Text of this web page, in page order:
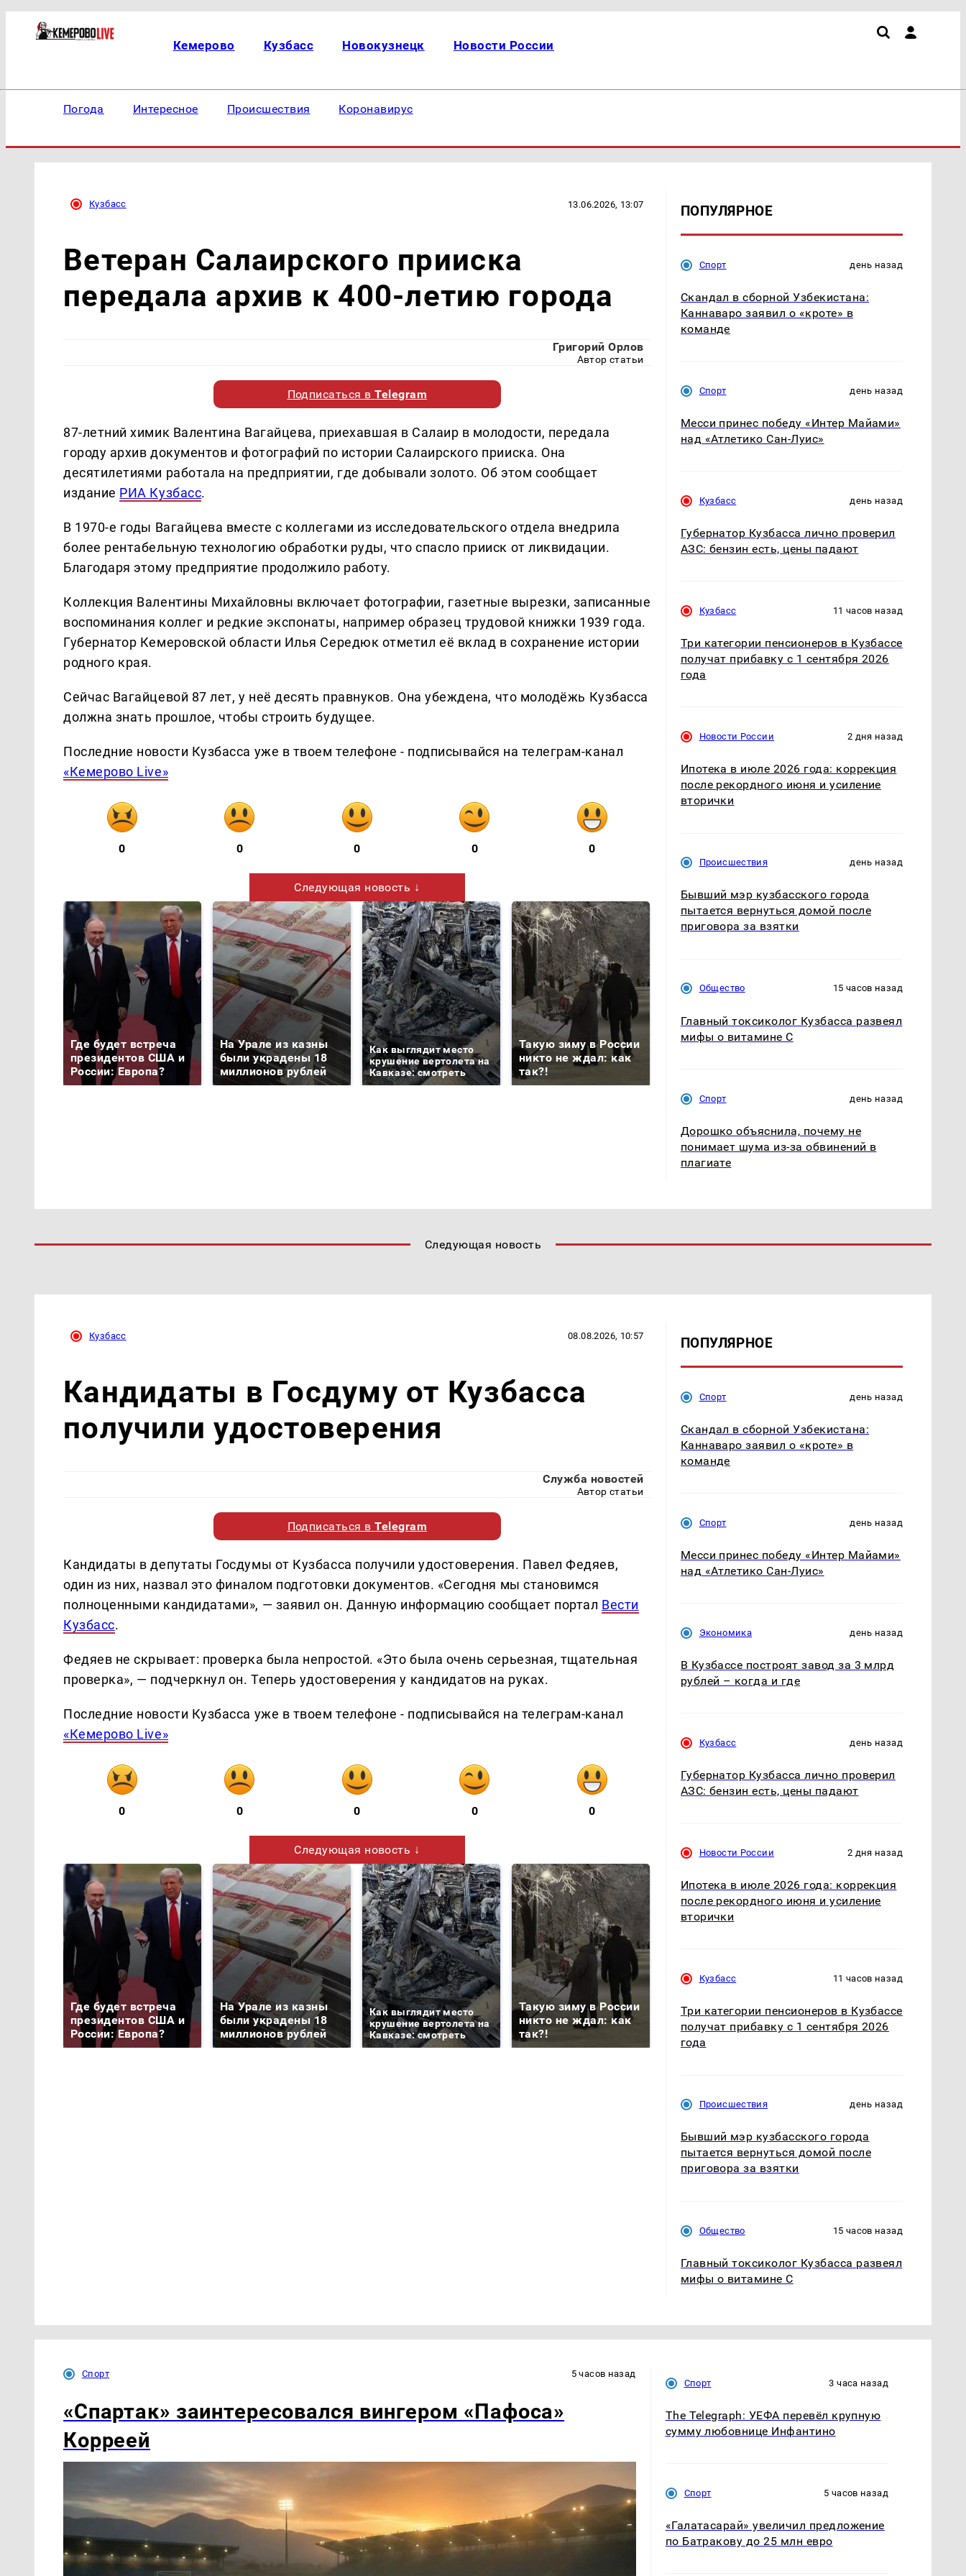
Кемерово Кузбасс Новокузнецк Новости России
Погода Интересное Происшествия Коронавирус
Кузбасс 13.06.2026, 13:07
Ветеран Салаирского прииска
передала архив к 400-летию города
Григорий Орлов
Автор статьи
Подписаться вTelegram
87-летний химик Валентина Вагайцева, приехавшая в Салаир в молодости, передала
городу архив документов и фотографий по истории Салаирского прииска. Она
десятилетиями работала на предприятии, где добывали золото. Об этом сообщает
издание РИА Кузбасс.
В 1970-е годы Вагайцева вместе с коллегами из исследовательского отдела внедрила
более рентабельную технологию обработки руды, что спасло прииск от ликвидации.
Благодаря этому предприятие продолжило работу.
Коллекция Валентины Михайловны включает фотографии, газетные вырезки, записанные
воспоминания коллег и редкие экспонаты, например образец трудовой книжки 1939 года.
Губернатор Кемеровской области Илья Середюк отметил её вклад в сохранение истории
родного края.
Сейчас Вагайцевой 87 лет, у неё десять правнуков. Она убеждена, что молодёжь Кузбасса
должна знать прошлое, чтобы строить будущее.
Последние новости Кузбасса уже в твоем телефоне - подписывайся на телеграм-канал
«Кемерово Live»
0 0 0 0 0
Следующая новость ↓
Где будет встреча
президентов США и
России: Европа?
На Урале из казны
были украдены 18
миллионов рублей
Как выглядит место
крушение вертолета на
Кавказе: смотреть
Такую зиму в России
никто не ждал: как
так?!
Не ешьте эту
ПОПУЛЯРНОЕ
Спорт день назад
Скандал в сборной Узбекистана:
Каннаваро заявил о «кроте» в
команде
Спорт день назад
Месси принес победу «Интер Майами»
над «Атлетико Сан-Луис»
Кузбасс день назад
Губернатор Кузбасса лично проверил
АЗС: бензин есть, цены падают
Кузбасс 11 часов назад
Три категории пенсионеров в Кузбассе
получат прибавку с 1 сентября 2026
года
Новости России 2 дня назад
Ипотека в июле 2026 года: коррекция
после рекордного июня и усиление
вторички
Происшествия день назад
Бывший мэр кузбасского города
пытается вернуться домой после
приговора за взятки
Общество 15 часов назад
Главный токсиколог Кузбасса развеял
мифы о витамине С
Спорт день назад
Дорошко объяснила, почему не
понимает шума из-за обвинений в
плагиате
Следующая новость
Кузбасс 08.08.2026, 10:57
Кандидаты в Госдуму от Кузбасса
получили удостоверения
Служба новостей
Автор статьи
Подписаться вTelegram
Кандидаты в депутаты Госдумы от Кузбасса получили удостоверения. Павел Федяев,
один из них, назвал это финалом подготовки документов. «Сегодня мы становимся
полноценными кандидатами», — заявил он. Данную информацию сообщает портал Вести
Кузбасс.
Федяев не скрывает: проверка была непростой. «Это была очень серьезная, тщательная
проверка», — подчеркнул он. Теперь удостоверения у кандидатов на руках.
Последние новости Кузбасса уже в твоем телефоне - подписывайся на телеграм-канал
«Кемерово Live»
0 0 0 0 0
Следующая новость ↓
Где будет встреча
президентов США и
России: Европа?
На Урале из казны
были украдены 18
миллионов рублей
Как выглядит место
крушение вертолета на
Кавказе: смотреть
Такую зиму в России
никто не ждал: как
так?!
Не ешьте эту
готовую еду из
магазина: список
В ОАЭ произошло
жестокое убийство
криптомиллионера
ПОПУЛЯРНОЕ
Спорт день назад
Скандал в сборной Узбекистана:
Каннаваро заявил о «кроте» в
команде
Спорт день назад
Месси принес победу «Интер Майами»
над «Атлетико Сан-Луис»
Экономика день назад
В Кузбассе построят завод за 3 млрд
рублей – когда и где
Кузбасс день назад
Губернатор Кузбасса лично проверил
АЗС: бензин есть, цены падают
Новости России 2 дня назад
Ипотека в июле 2026 года: коррекция
после рекордного июня и усиление
вторички
Кузбасс 11 часов назад
Три категории пенсионеров в Кузбассе
получат прибавку с 1 сентября 2026
года
Происшествия день назад
Бывший мэр кузбасского города
пытается вернуться домой после
приговора за взятки
Общество 15 часов назад
Главный токсиколог Кузбасса развеял
мифы о витамине С
Спорт 5 часов назад
«Спартак» заинтересовался вингером «Пафоса»
Корреей
Спорт 3 часа назад
The Telegraph: УЕФА перевёл крупную
сумму любовнице Инфантино
Спорт 5 часов назад
«Галатасарай» увеличил предложение
по Батракову до 25 млн евро